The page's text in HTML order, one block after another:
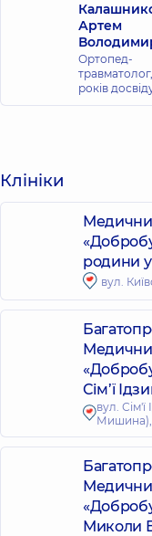
Артем
Ортопед-
травматолог,
років
Клініки
родини
вул.
Сім’ї
вул. Сім'ї
Мишина),
Миколи